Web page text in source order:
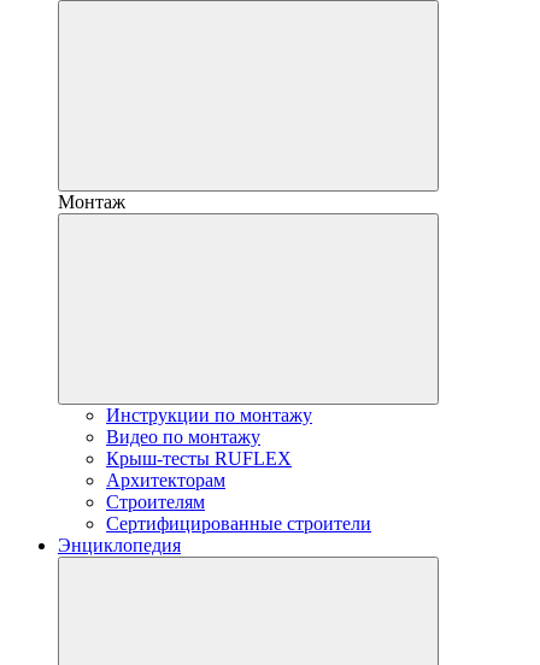
Монтаж
Инструкции по монтажу
Видео по монтажу
Крыш-тесты RUFLEX
Архитекторам
Строителям
Сертифицированные строители
Энциклопедия